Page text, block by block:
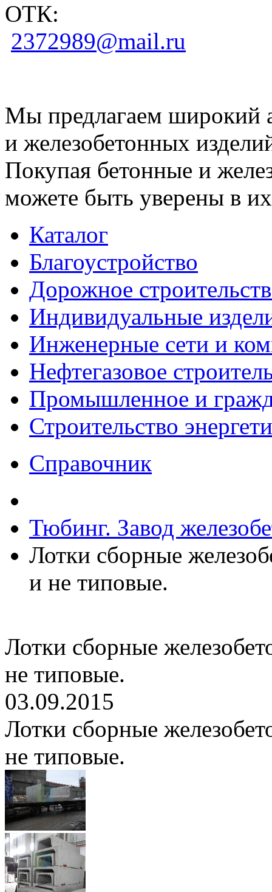
ОТК:
2372989@mail.ru
Мы предлагаем широкий
и железобетонных
Покупая бетонные и
можете быть уверены в их
Каталог
Благоустройство
Дорожное
Индивидуальные
Инженерные сети и
Нефтегазовое
Промышленное и
Строительство
Справочник
Тюбинг. Завод
Лотки сборные
и не типовые.
Лотки сборные
не типовые.
03.09.2015
Лотки сборные
не типовые.